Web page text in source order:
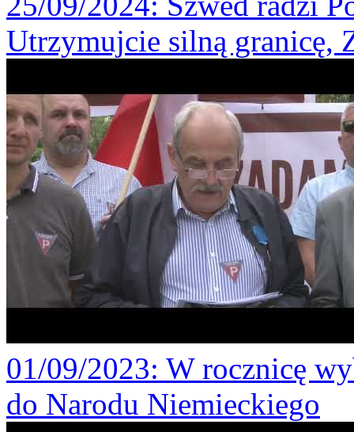
Utrzymujcie silną granicę,
01/09/2023: W rocznicę
do Narodu Niemieckiego